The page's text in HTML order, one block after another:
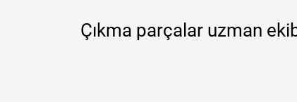
Çıkma parçalar uzman